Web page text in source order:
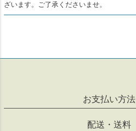
ざいます。ご了承くださいませ。
お支払い方法
配送・送料